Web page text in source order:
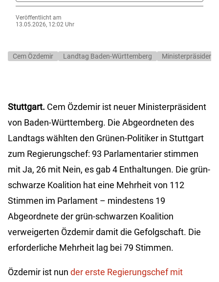
Veröffentlicht am
13.05.2026, 12:02 Uhr
Cem Özdemir Landtag Baden-Württemberg Ministerpräsident
Stuttgart. Cem Özdemir ist neuer Ministerpräsident
von Baden-Württemberg. Die Abgeordneten des
Landtags wählten den Grünen-Politiker in Stuttgart
zum Regierungschef: 93 Parlamentarier stimmen
mit Ja, 26 mit Nein, es gab 4 Enthaltungen. Die grün-
schwarze Koalition hat eine Mehrheit von 112
Stimmen im Parlament – mindestens 19
Abgeordnete der grün-schwarzen Koalition
verweigerten Özdemir damit die Gefolgschaft. Die
erforderliche Mehrheit lag bei 79 Stimmen.
Özdemir ist nun der erste Regierungschef mit